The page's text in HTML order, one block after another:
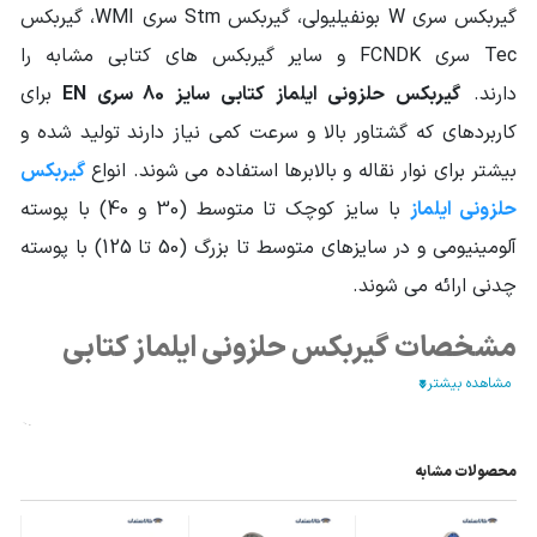
گیربکس سری W بونفیلیولی، گیربکس Stm سری WMI، گیربکس
Tec سری FCNDK و سایر گیربکس های کتابی مشابه را
دارند. گیربکس حلزونی ایلماز کتابی سایز 80 سری EN
برای
کاربردهای که گشتاور بالا و سرعت کمی نیاز دارند تولید شده و
بیشتر برای نوار نقاله و بالابرها استفاده می شوند. انواع گیربکس
حلزونی ایلماز
با سایز کوچک تا متوسط (30 و 40) با پوسته
آلومینیومی و در سایزهای متوسط تا بزرگ (50 تا 125) با پوسته
چدنی ارائه می شوند.
مشخصات گیربکس حلزونی ایلماز کتابی
سایز 80 سری EN
مشخصات گیربکس حلزونی ایلماز
کتابی سایز 80 سری EN
این گیربکس صنعتیبا محور ورودی و خروجی هالوشافت
محصولات مشابه